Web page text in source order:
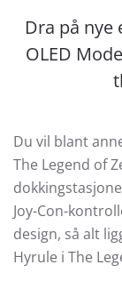
Dra på nye
OLED
Du vil blant
The Legend of
Joy-Con-
design, så alt
Hyrule i The